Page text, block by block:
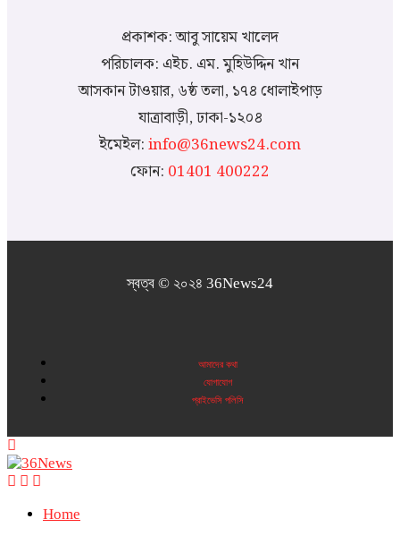
প্রকাশক: আবু সায়েম খালেদ
পরিচালক: এইচ. এম. মুহিউদ্দিন খান
আসকান টাওয়ার, ৬ষ্ঠ তলা, ১৭৪ ধোলাইপাড়
যাত্রাবাড়ী, ঢাকা-১২০৪
ইমেইল:info@36news24.com
ফোন: 01401 400222
স্বত্ব © ২০২৪ 36News24
আমাদের কথা
যোগাযোগ
প্রাইভেসি পলিসি
Home